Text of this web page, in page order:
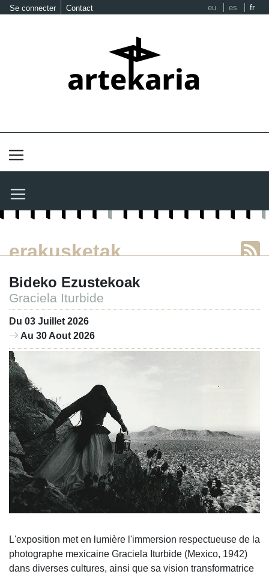
Se connecter Contact eu es fr
erakusketak
Bideko Ezustekoak
Graciela Iturbide
Du 03 Juillet 2026
Au 30 Aout 2026
L'exposition met en lumière l'immersion respectueuse de la
photographe mexicaine Graciela Iturbide (Mexico, 1942)
dans diverses cultures, ainsi que sa vision transformatrice